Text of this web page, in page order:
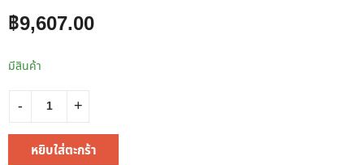
฿9,607.00
มีสินค้า
หยิบใส่ตะกร้า